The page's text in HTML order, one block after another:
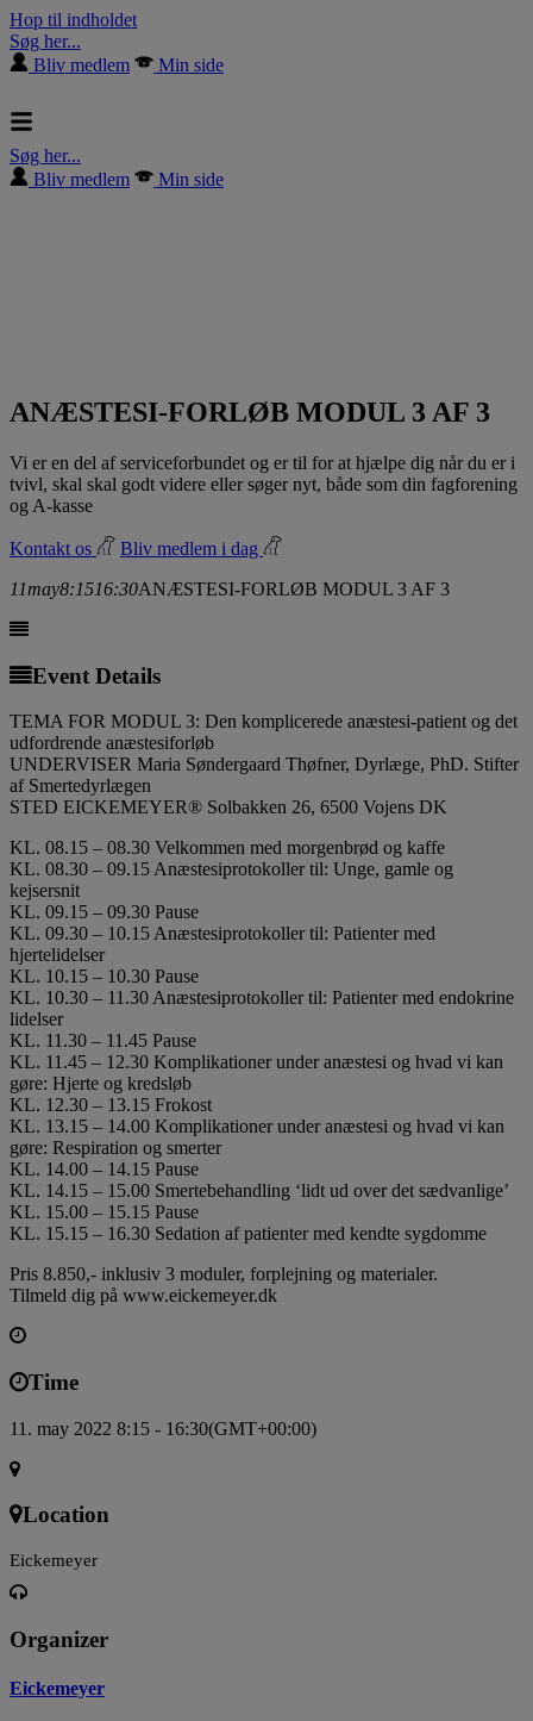
Hop til indholdet
Søg her...
Bliv medlem
Min side
Søg her...
Bliv medlem
Min side
ANÆSTESI-FORLØB MODUL 3 AF 3
Vi er en del af serviceforbundet og er til for at hjælpe dig når du er i
tvivl, skal skal godt videre eller søger nyt, både som din fagforening
og A-kasse
Kontakt os
Bliv medlem i dag
11may8:1516:30ANÆSTESI-FORLØB MODUL 3 AF 3
Event Details
TEMA FOR MODUL 3: Den komplicerede anæstesi-patient og det
udfordrende anæstesiforløb
UNDERVISER Maria Søndergaard Thøfner, Dyrlæge, PhD. Stifter
af Smertedyrlægen
STED EICKEMEYER® Solbakken 26, 6500 Vojens DK
KL. 08.15 – 08.30 Velkommen med morgenbrød og kaffe
KL. 08.30 – 09.15 Anæstesiprotokoller til: Unge, gamle og
kejsersnit
KL. 09.15 – 09.30 Pause
KL. 09.30 – 10.15 Anæstesiprotokoller til: Patienter med
hjertelidelser
KL. 10.15 – 10.30 Pause
KL. 10.30 – 11.30 Anæstesiprotokoller til: Patienter med endokrine
lidelser
KL. 11.30 – 11.45 Pause
KL. 11.45 – 12.30 Komplikationer under anæstesi og hvad vi kan
gøre: Hjerte og kredsløb
KL. 12.30 – 13.15 Frokost
KL. 13.15 – 14.00 Komplikationer under anæstesi og hvad vi kan
gøre: Respiration og smerter
KL. 14.00 – 14.15 Pause
KL. 14.15 – 15.00 Smertebehandling ‘lidt ud over det sædvanlige’
KL. 15.00 – 15.15 Pause
KL. 15.15 – 16.30 Sedation af patienter med kendte sygdomme
Pris 8.850,- inklusiv 3 moduler, forplejning og materialer.
Tilmeld dig på www.eickemeyer.dk
Time
11. may 2022 8:15 - 16:30(GMT+00:00)
Location
Eickemeyer
Organizer
Eickemeyer